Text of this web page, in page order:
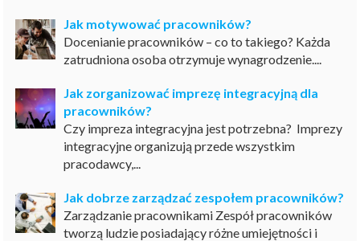
Jak motywować pracowników?
Docenianie pracowników – co to takiego? Każda
zatrudniona osoba otrzymuje wynagrodzenie....
Jak zorganizować imprezę integracyjną dla
pracowników?
Czy impreza integracyjna jest potrzebna? Imprezy
integracyjne organizują przede wszystkim
pracodawcy,...
Jak dobrze zarządzać zespołem pracowników?
Zarządzanie pracownikami Zespół pracowników
tworzą ludzie posiadający różne umiejętności i